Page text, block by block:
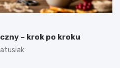
– krok po kroku